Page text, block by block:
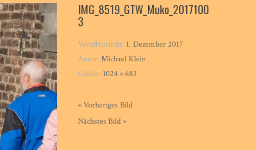
IMG_8519_GTW_Muko_2017100
3
Veröffentlicht: 1. Dezember 2017
Autor:Michael Klein
Größe: 1024 × 683
« Vorheriges Bild
Nächstes Bild »